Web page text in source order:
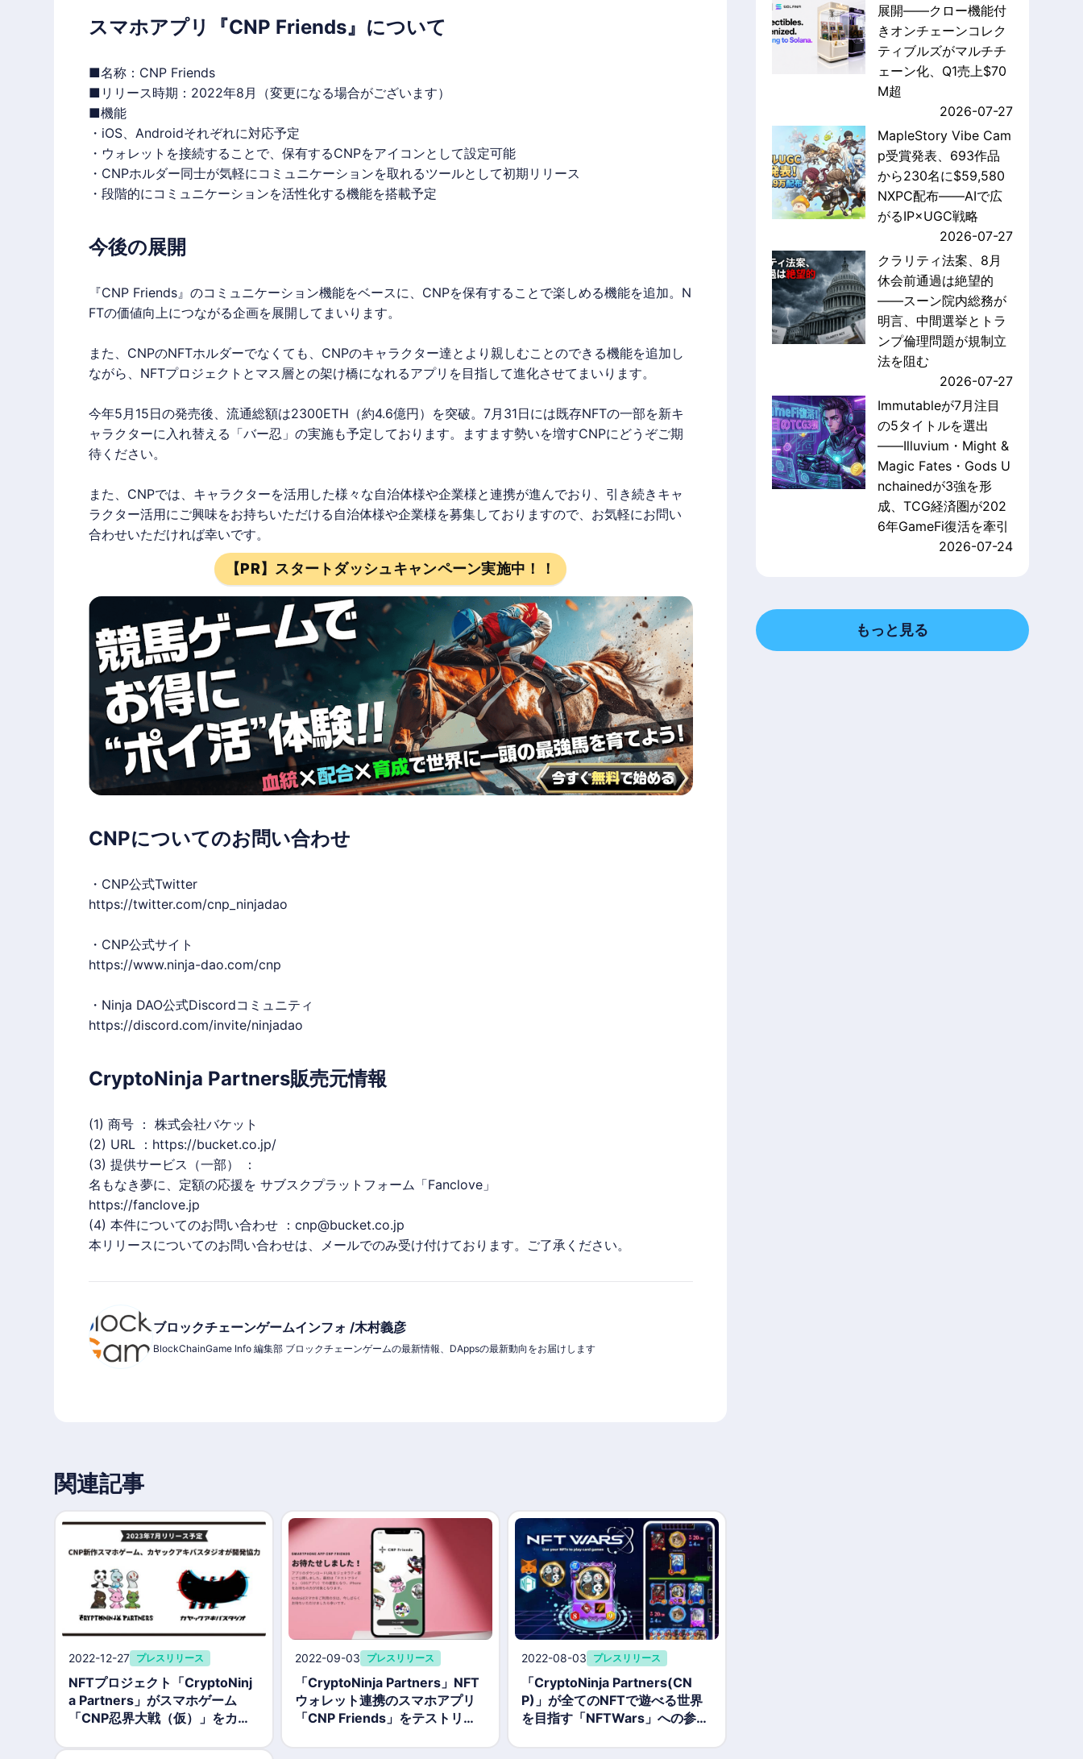
スマホアプリ『CNP Friends』について
■名称：CNP Friends
■リリース時期：2022年8月（変更になる場合がございます）
■機能
・iOS、Androidそれぞれに対応予定
・ウォレットを接続することで、保有するCNPをアイコンとして設定可能
・CNPホルダー同士が気軽にコミュニケーションを取れるツールとして初期リリース
・段階的にコミュニケーションを活性化する機能を搭載予定
今後の展開
『CNP Friends』のコミュニケーション機能をベースに、CNPを保有することで楽しめる機能を追加。N
FTの価値向上につながる企画を展開してまいります。
また、CNPのNFTホルダーでなくても、CNPのキャラクター達とより親しむことのできる機能を追加し
ながら、NFTプロジェクトとマス層との架け橋になれるアプリを目指して進化させてまいります。
今年5月15日の発売後、流通総額は2300ETH（約4.6億円）を突破。7月31日には既存NFTの一部を新キ
ャラクターに入れ替える「バー忍」の実施も予定しております。ますます勢いを増すCNPにどうぞご期
待ください。
また、CNPでは、キャラクターを活用した様々な自治体様や企業様と連携が進んでおり、引き続きキャ
ラクター活用にご興味をお持ちいただける自治体様や企業様を募集しておりますので、お気軽にお問い
合わせいただければ幸いです。
【PR】スタートダッシュキャンペーン実施中！！
CNPについてのお問い合わせ
・CNP公式Twitter
https://twitter.com/cnp_ninjadao
・CNP公式サイト
https://www.ninja-dao.com/cnp
・Ninja DAO公式Discordコミュニティ
https://discord.com/invite/ninjadao
CryptoNinja Partners販売元情報
(1) 商号 ： 株式会社バケット
(2) URL ： https://bucket.co.jp/
(3) 提供サービス（一部） ：
名もなき夢に、定額の応援を サブスクプラットフォーム「Fanclove」
https://fanclove.jp
(4) 本件についてのお問い合わせ ：cnp@bucket.co.jp
本リリースについてのお問い合わせは、メールでのみ受け付けております。ご了承ください。
ブロックチェーンゲームインフォ /木村義彦
BlockChainGame Info 編集部 ブロックチェーンゲームの最新情報、DAppsの最新動向をお届けします
関連記事
2022-12-27 プレスリリース
NFTプロジェクト「CryptoNinj
a Partners」がスマホゲーム
「CNP忍界大戦（仮）」をカヤ
23年7月リリース予定
2022-09-03 プレスリリース
「CryptoNinja Partners」NFT
ウォレット連携のスマホアプリ
「CNP Friends」をテストリリ
2022-08-03 プレスリリース
「CryptoNinja Partners(CN
P)」が全てのNFTで遊べる世界
を目指す「NFTWars」への参画
展開——クロー機能付
きオンチェーンコレク
ティブルズがマルチチ
ェーン化、Q1売上$70
M超
2026-07-27
MapleStory Vibe Cam
p受賞発表、693作品
から230名に$59,580
NXPC配布——AIで広
がるIP×UGC戦略
2026-07-27
クラリティ法案、8月
休会前通過は絶望的
——スーン院内総務が
明言、中間選挙とトラ
ンプ倫理問題が規制立
法を阻む
2026-07-27
Immutableが7月注目
の5タイトルを選出
——Illuvium・Might &
Magic Fates・Gods U
nchainedが3強を形
成、TCG経済圏が202
6年GameFi復活を牽引
2026-07-24
もっと見る